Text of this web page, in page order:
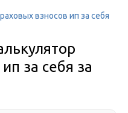
взносов ип за себя
за себя за